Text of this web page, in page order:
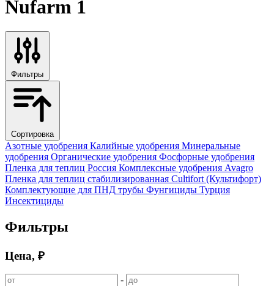
Nufarm 1
Фильтры
Сортировка
Азотные удобрения Калийные удобрения Минеральные
удобрения Органические удобрения Фосфорные удобрения
Пленка для теплиц Россия Комплексные удобрения Avagro
Пленка для теплиц стабилизированная Cultifort (Культифорт)
Комплектующие для ПНД трубы Фунгициды Турция
Инсектициды
Фильтры
Цена, ₽
-